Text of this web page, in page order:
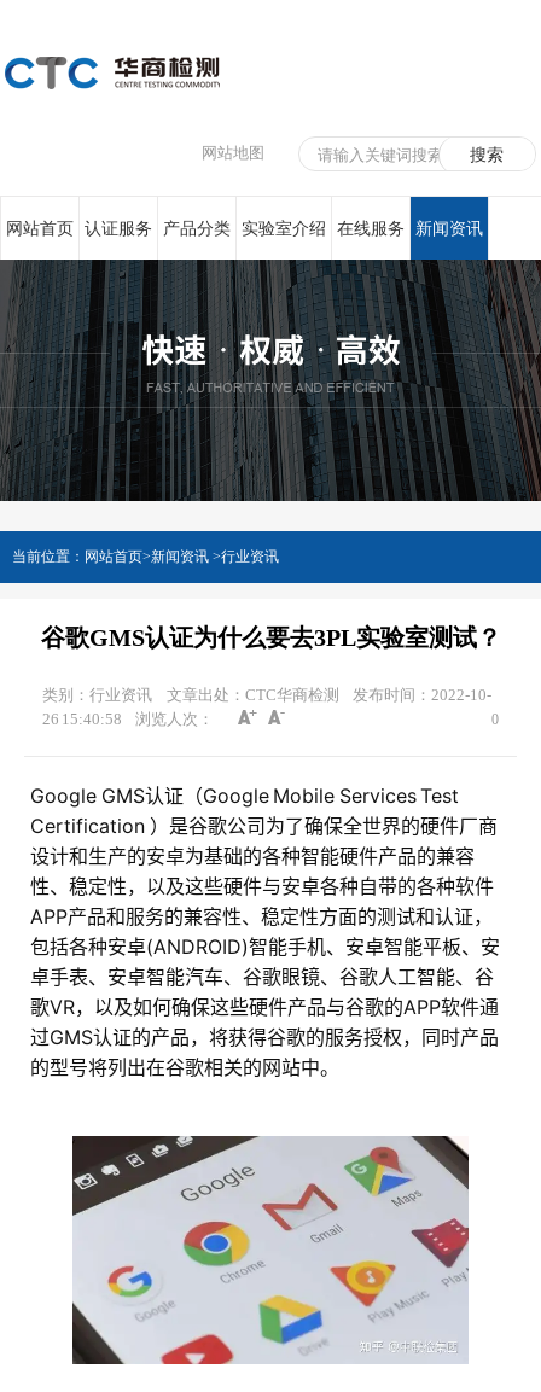
网站地图
网站首页 认证服务 产品分类 实验室介绍 在线服务 新闻资讯
联系我们
当前位置： 网站首页>新闻资讯 >行业资讯
谷歌GMS认证为什么要去3PL实验室测试？
类别：行业资讯 文章出处：CTC华商检测
发布时间：2022-10-
26 15:40:58
浏览人次： 0
Google GMS认证（Google Mobile Services Test
Certification ）是谷歌公司为了确保全世界的硬件厂商
设计和生产的安卓为基础的各种智能硬件产品的兼容
性、稳定性，以及这些硬件与安卓各种自带的各种软件
APP产品和服务的兼容性、稳定性方面的测试和认证，
包括各种安卓(ANDROID)智能手机、安卓智能平板、安
卓手表、安卓智能汽车、谷歌眼镜、谷歌人工智能、谷
歌VR，以及如何确保这些硬件产品与谷歌的APP软件通
过GMS认证的产品，将获得谷歌的服务授权，同时产品
的型号将列出在谷歌相关的网站中。